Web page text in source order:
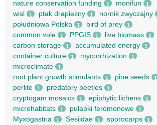
nature conservation funding 1 monifun 1
wisl 1 ptak drapieżny 1 nornik zwyczajny
południowa Polska 1 bird of prey 1
common vole 1 PPGIS 1 live biomass 1
carbon storage 1 accumulated energy 1
container culture 1 mycorrhization 1
microclimate 1
root рlant growth stimulants 1 pine seeds 1
perlite 1 predatory beetles 1
cryptogam mosaics 1 epiphytic lichens 1
microhabitats 1 pułapki feromonowe 1
Myxogastria 1 Sesiidae 1 sporocarps 1